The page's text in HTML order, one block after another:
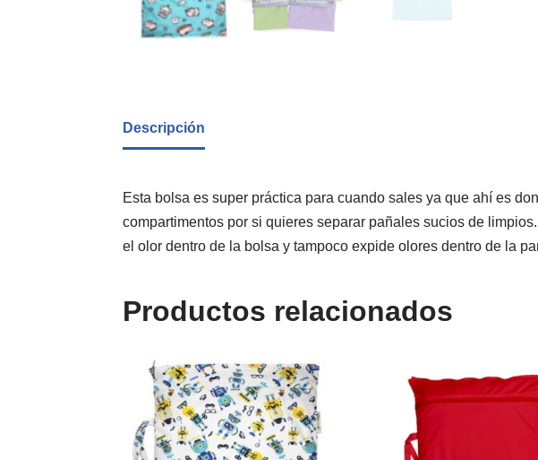
Descripción
Esta bolsa es super práctica para cuando sales ya que ahí es
compartimentos por si quieres separar pañales sucios de
el olor dentro de la bolsa y tampoco expide olores dentro de la
Productos relacionados